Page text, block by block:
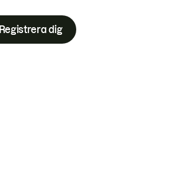
Registrera dig